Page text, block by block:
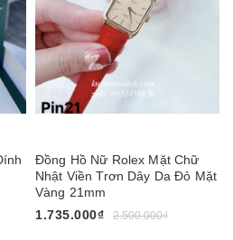
Đồng Hồ Nữ Rolex Mặt Chữ
Nhật Viền Trơn Dây Da Đỏ Mặt
Vàng 21mm
1.735.000₫
2.500.000₫